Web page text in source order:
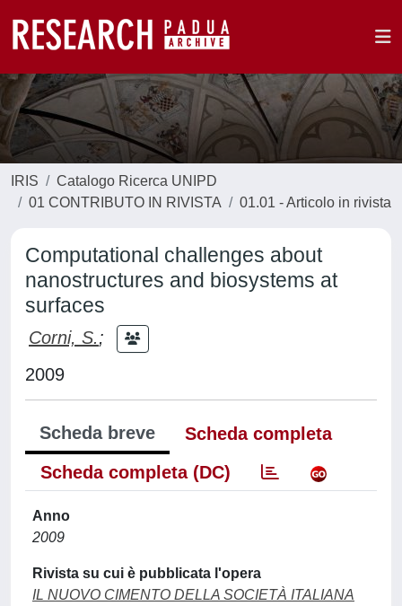
IRIS
Catalogo Ricerca UNIPD
01 CONTRIBUTO IN RIVISTA
01.01 - Articolo in rivista
Computational challenges about
nanostructures and biosystems at
surfaces
Corni, S.;
2009
Scheda breve
Scheda completa
Scheda completa (DC)
Anno
2009
Rivista su cui è pubblicata l'opera
IL NUOVO CIMENTO DELLA SOCIETÀ ITALIANA